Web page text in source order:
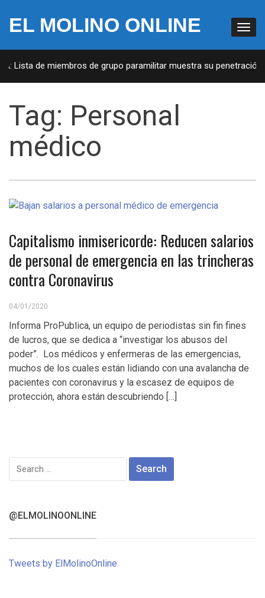
EL MOLINO ONLINE
Lista de miembros de grupo paramilitar muestra su penetración
Tag: Personal
médico
Capitalismo inmisericorde: Reducen salarios
de personal de emergencia en las trincheras
contra Coronavirus
04/01/2020
Informa ProPublica, un equipo de periodistas sin fin fines
de lucros, que se dedica a “investigar los abusos del
poder”. Los médicos y enfermeras de las emergencias,
muchos de los cuales están lidiando con una avalancha de
pacientes con coronavirus y la escasez de equipos de
protección, ahora están descubriendo […]
Search
@ELMOLINOONLINE
Tweets by ElMolinoOnline